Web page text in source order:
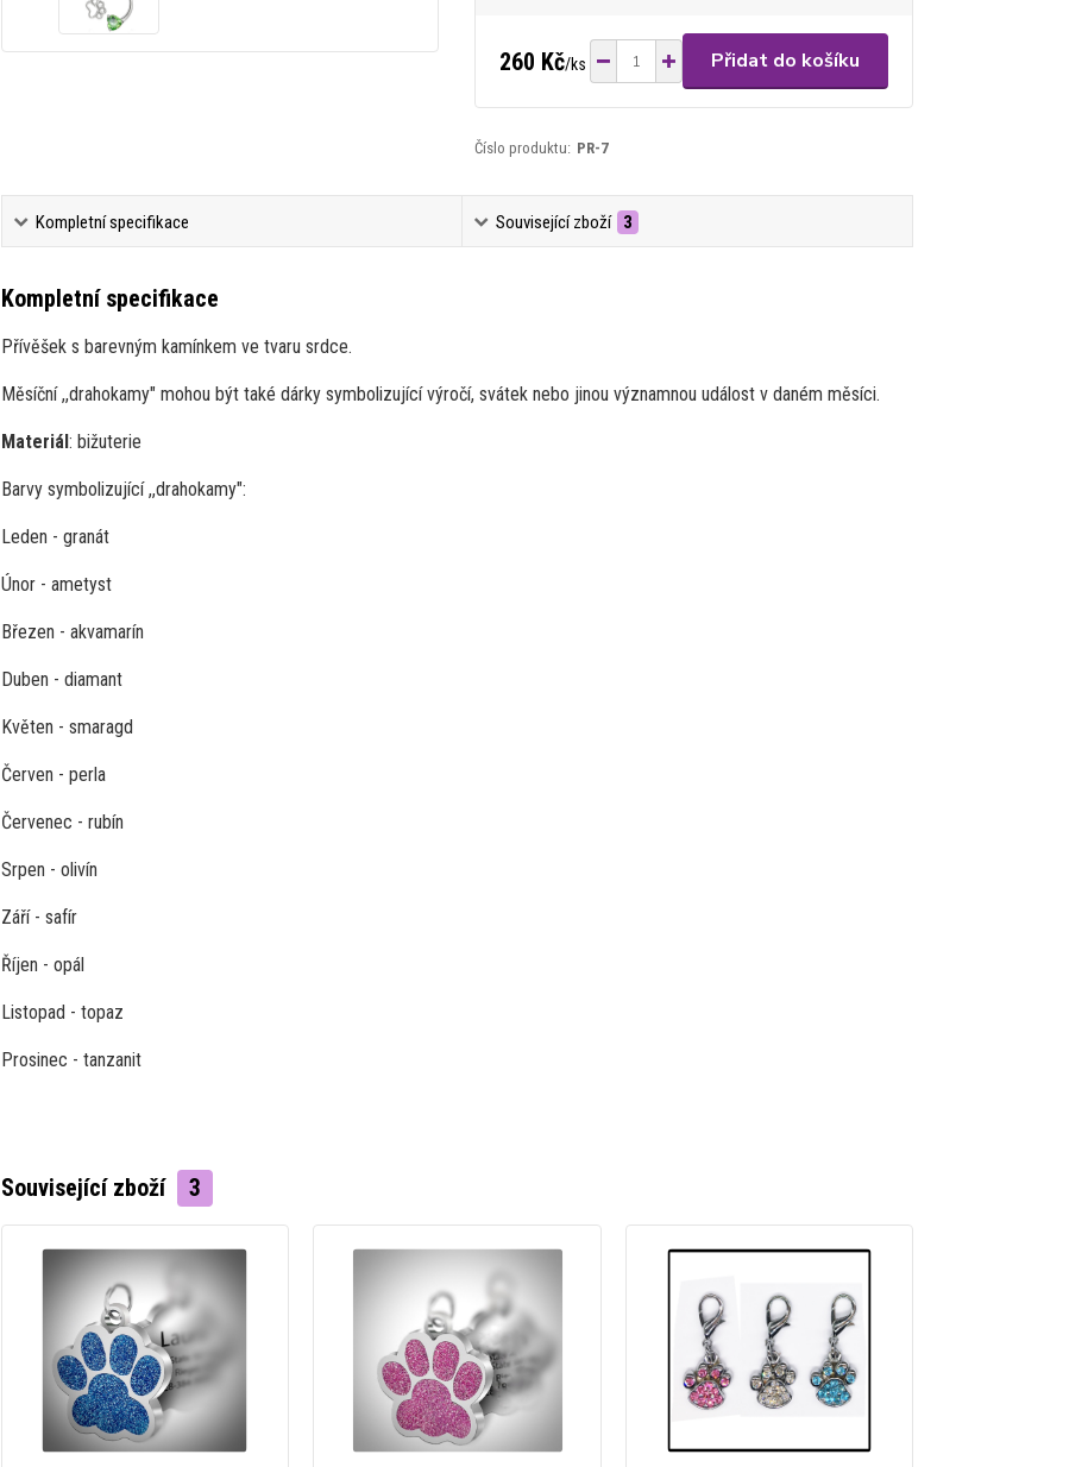
260 Kč/ks Přidat do košíku
Číslo produktu: PR-7
Kompletní specifikace Související zboží 3
Kompletní specifikace
Přívěšek s barevným kamínkem ve tvaru srdce.
Měsíční ,,drahokamy" mohou být také dárky symbolizující výročí, svátek nebo jinou významnou událost v daném měsíci.
Materiál: bižuterie
Barvy symbolizující ,,drahokamy":
Leden - granát
Únor - ametyst
Březen - akvamarín
Duben - diamant
Květen - smaragd
Červen - perla
Červenec - rubín
Srpen - olivín
Září - safír
Říjen - opál
Listopad - topaz
Prosinec - tanzanit
Související zboží 3